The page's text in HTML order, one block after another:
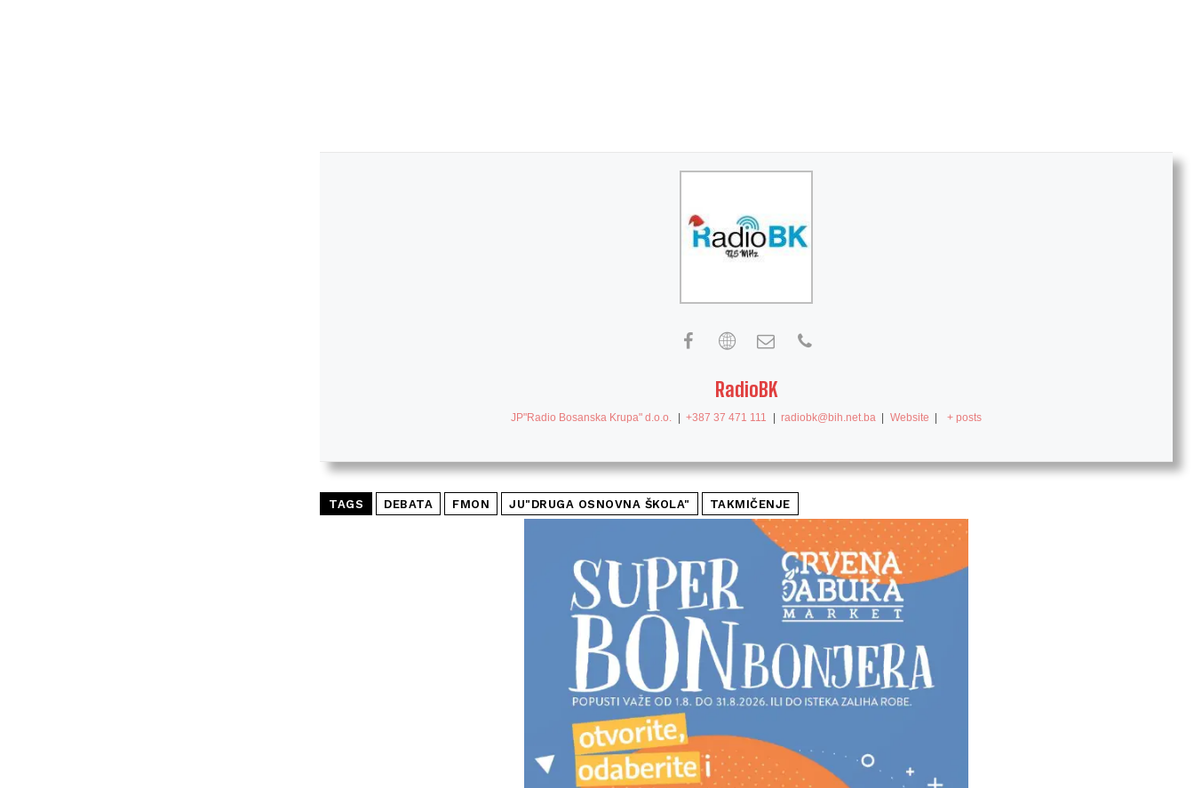
RadioBK
JP"Radio Bosanska Krupa" d.o.o. +387 37 471 111 radiobk@bih.net.ba Website + posts
TAGS DEBATA FMON JU"DRUGA OSNOVNA ŠKOLA" TAKMIČENJE